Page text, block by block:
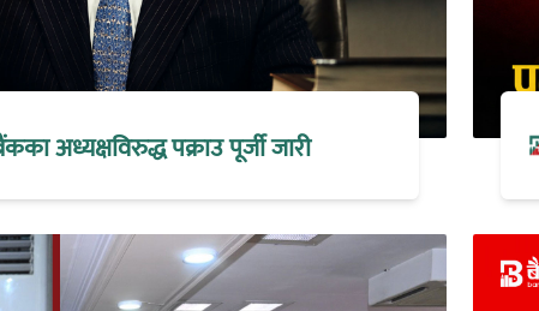
अध्यक्षविरुद्ध पक्राउ पूर्जी जारी